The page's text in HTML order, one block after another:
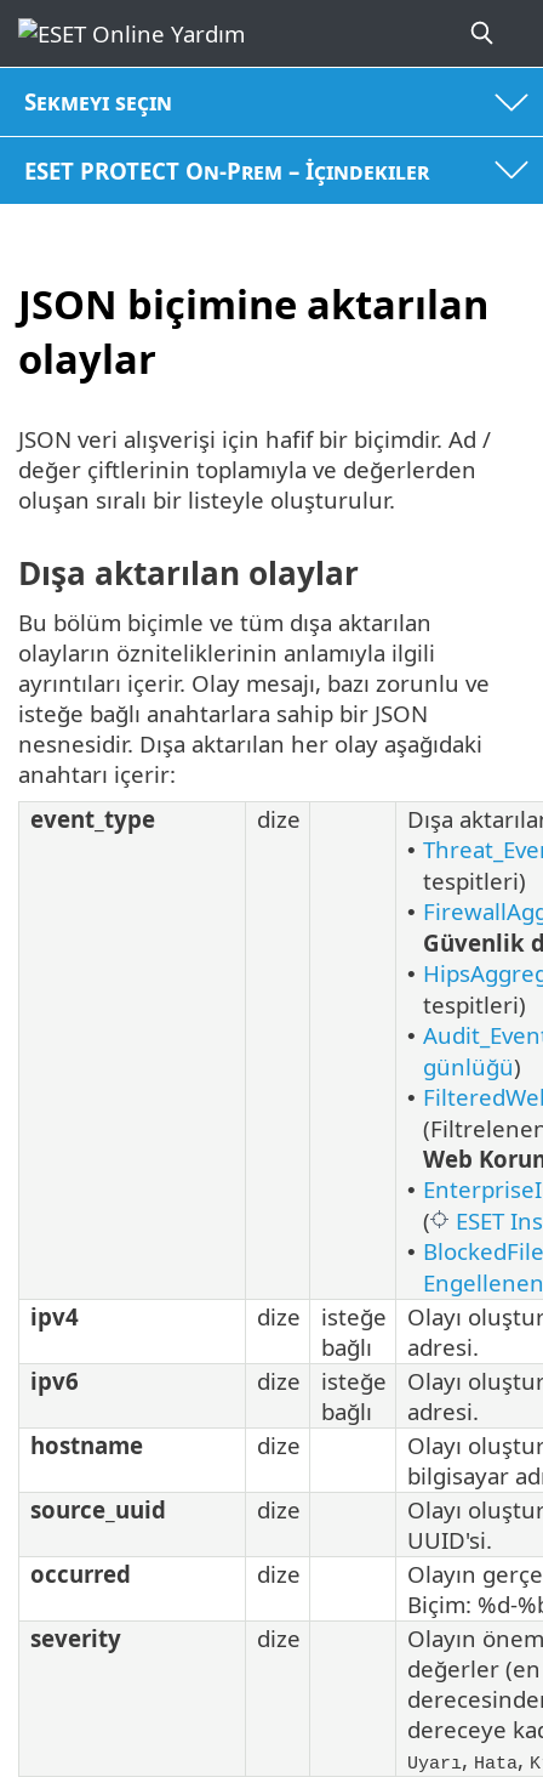
Sekmeyi seçin
ESET PROTECT On-Prem – İçindekiler
JSON biçimine aktarılan
olaylar
JSON veri alışverişi için hafif bir biçimdir. Ad /
değer çiftlerinin toplamıyla ve değerlerden
oluşan sıralı bir listeyle oluşturulur.
Dışa aktarılan olaylar
Bu bölüm biçimle ve tüm dışa aktarılan
olayların özniteliklerinin anlamıyla ilgili
ayrıntıları içerir. Olay mesajı, bazı zorunlu ve
isteğe bağlı anahtarlara sahip bir JSON
nesnesidir. Dışa aktarılan her olay aşağıdaki
anahtarı içerir:
event_type
dize Dışa
•
tespitleri)
•
Güvenlik
•
tespitleri)
•
günlüğü)
•
Web
•
(
ESET
•
ipv4
dize
isteğe
bağlı
Olayı
adresi.
ipv6
dize
isteğe
bağlı
Olayı
adresi.
hostname
dize
Olayı
bilgisayar
source_uuid
dize
Olayı
UUID'si.
occurred
dize
Olayın
Biçim: %d-
severity
dize
Olayın
değerler
dereceye
Uyarı, Hata,